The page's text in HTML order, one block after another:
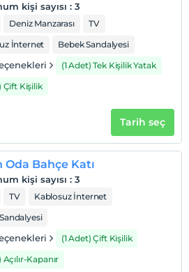
kişi sayısı : 3
Deniz Manzarası
TV
İnternet
Bebek Sandalyesi
(1 Adet) Tek Kişilik Yatak
Çift Kişilik
Tarih seç
Oda Bahçe Katı
kişi sayısı : 3
TV
Kablosuz İnternet
(1 Adet) Çift Kişilik
Açılır-Kapanır